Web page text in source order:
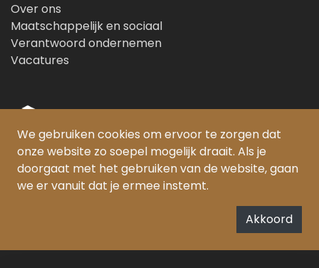
Over ons
Maatschappelijk en sociaal
Verantwoord ondernemen
Vacatures
© Copyright 2026 Frank Treuren B.V.
PEFC gecertificeerd:
De Forest Stewardship Council (FSC) zet zich in voor het bevorderen van
We gebruiken cookies om ervoor te zorgen dat
onze website zo soepel mogelijk draait. Als je
doorgaat met het gebruiken van de website, gaan
we er vanuit dat je ermee instemt.
Akkoord